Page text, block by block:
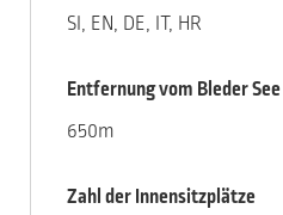
SI, EN, DE, IT, HR
Entfernung vom Bleder
650m
Zahl der Innensitzplätze